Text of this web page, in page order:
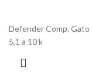
Defender Comp. Gato
5,1 a 10 k